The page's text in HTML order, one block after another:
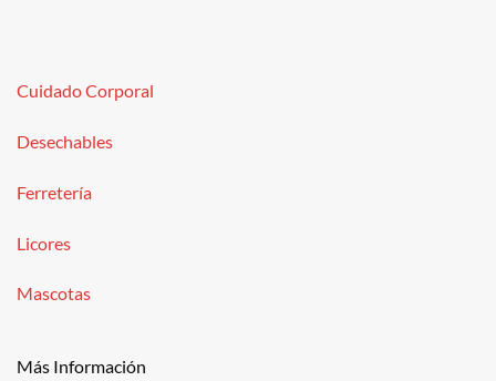
Cuidado Corporal
Desechables
Ferretería
Licores
Mascotas
Más Información